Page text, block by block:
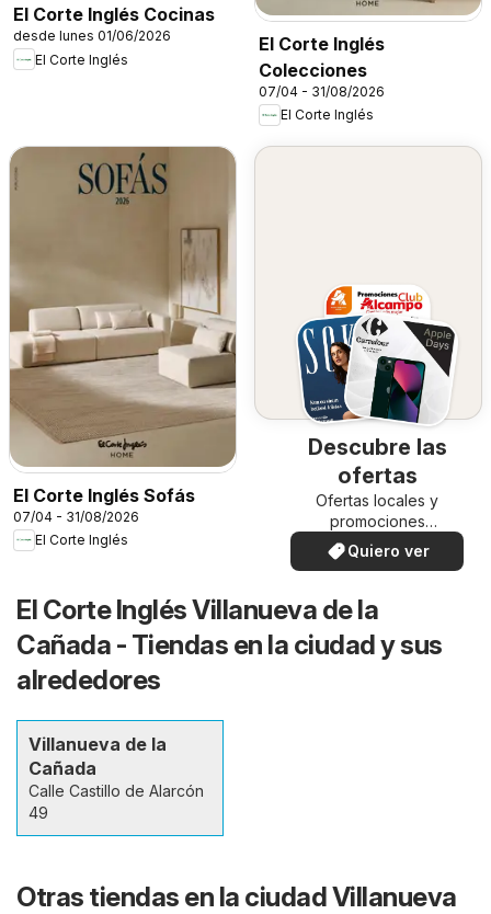
El Corte Inglés Cocinas
desde lunes 01/06/2026
El Corte Inglés
El Corte Inglés
Colecciones
07/04 - 31/08/2026
El Corte Inglés
El Corte Inglés Sofás
07/04 - 31/08/2026
El Corte Inglés
Descubre las
ofertas
Ofertas locales y
promociones
especiales.
Quiero ver
El Corte Inglés Villanueva de la
Cañada - Tiendas en la ciudad y sus
alrededores
Villanueva de la
Cañada
Calle Castillo de Alarcón
49
Otras tiendas en la ciudad Villanueva